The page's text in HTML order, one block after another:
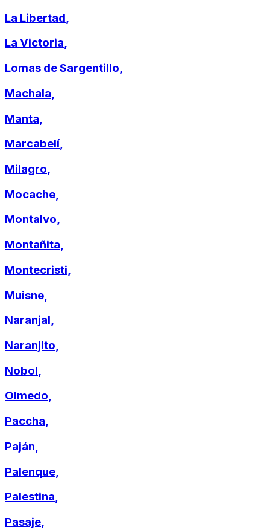
La Libertad,
La Victoria,
Lomas de Sargentillo,
Machala,
Manta
Marcabelí,
Milagro,
Mocache,
Montalvo,
Montañita,
Montecristi,
Muisne
Naranjal,
Naranjito,
Nobol,
Olmedo,
Paccha,
Paján,
Palenque
Palestina,
Pasaje,